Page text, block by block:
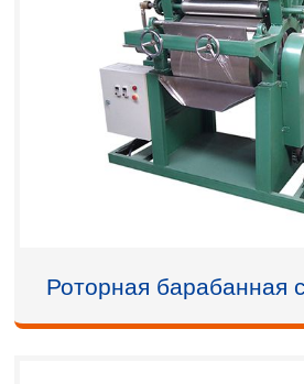
Роторная барабанная